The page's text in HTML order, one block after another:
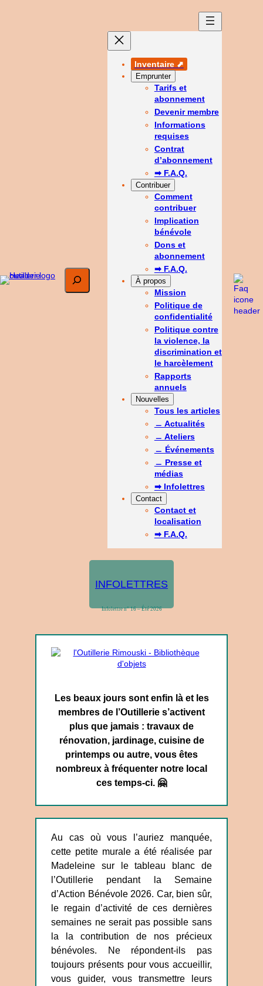
Rechercher
Inventaire ⬈
Emprunter
Tarifs et
abonnement
Devenir membre
Informations
requises
Contrat
d’abonnement
➡ F.A.Q.
Contribuer
Comment
contribuer
Implication
bénévole
Dons et
abonnement
➡ F.A.Q.
À propos
Mission
Politique de
confidentialité
Politique contre
la violence, la
discrimination et
le harcèlement
Rapports
annuels
Nouvelles
Tous les articles
﹘ Actualités
﹘ Ateliers
﹘ Événements
﹘ Presse et
médias
➡ Infolettres
Contact
Contact et
localisation
➡ F.A.Q.
INFOLETTRES
Infolettre n° 16 – Été 2026
Les beaux jours sont enfin là et les
membres de l’Outillerie s’activent
plus que jamais : travaux de
rénovation, jardinage, cuisine de
printemps ou autre, vous êtes
nombreux à fréquenter notre local
ces temps-ci. 🤗
Au cas où vous l’auriez manquée,
cette petite murale a été réalisée par
Madeleine sur le tableau blanc de
l’Outillerie pendant la Semaine
d’Action Bénévole 2026. Car, bien sûr,
le regain d’activité de ces dernières
semaines ne serait pas possible sans
la la contribution de nos précieux
bénévoles. Ne répondent-ils pas
toujours présents pour vous accueillir,
vous guider, vous transmettre leurs